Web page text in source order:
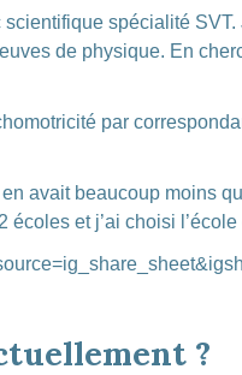
spécialité SVT.
de physique. En
par
avait beaucoup moins
et j’ai choisi
?